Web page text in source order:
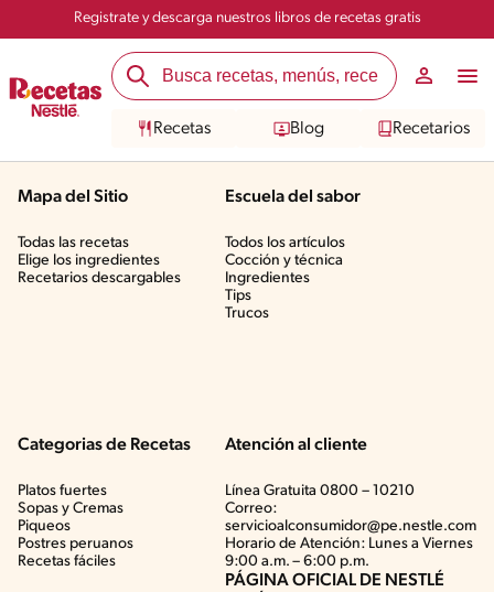
Registrate y descarga nuestros libros de recetas gratis
Recetas Blog Recetarios
Mapa del Sitio
Todas las recetas
Elige los ingredientes
Recetarios descargables
Escuela del sabor
Todos los artículos
Cocción y técnica
Ingredientes
Tips
Trucos
Categorias de Recetas
Platos fuertes
Sopas y Cremas
Piqueos
Postres peruanos
Recetas fáciles
Atención al cliente
Línea Gratuita 0800 – 10210
Correo:
servicioalconsumidor@pe.nestle.com
Horario de Atención: Lunes a Viernes
9:00 a.m. – 6:00 p.m.
PÁGINA OFICIAL DE NESTLÉ